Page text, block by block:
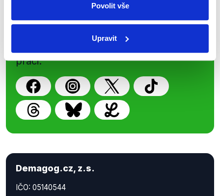
Povolit vše
Upravit
příspěvků přátelům podpoříte naši
práci.
Demagog.cz, z.s.
IČO: 05140544